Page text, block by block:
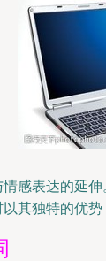
感表达的延
其独特的优